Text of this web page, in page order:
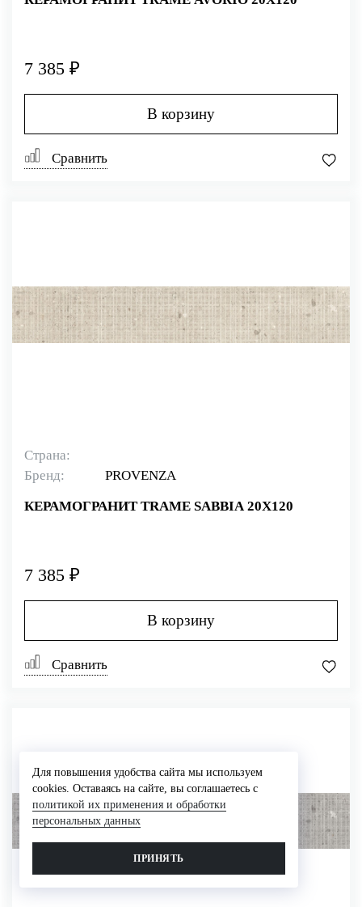
7 385 ₽
В корзину
Сравнить
Страна:
Бренд:
PROVENZA
КЕРАМОГРАНИТ TRAME SABBIA 20X120
7 385 ₽
В корзину
Сравнить
Для повышения удобства сайта мы используем
cookies. Оставаясь на сайте, вы соглашаетесь с
политикой их применения и обработки
персональных данных
ПРИНЯТЬ